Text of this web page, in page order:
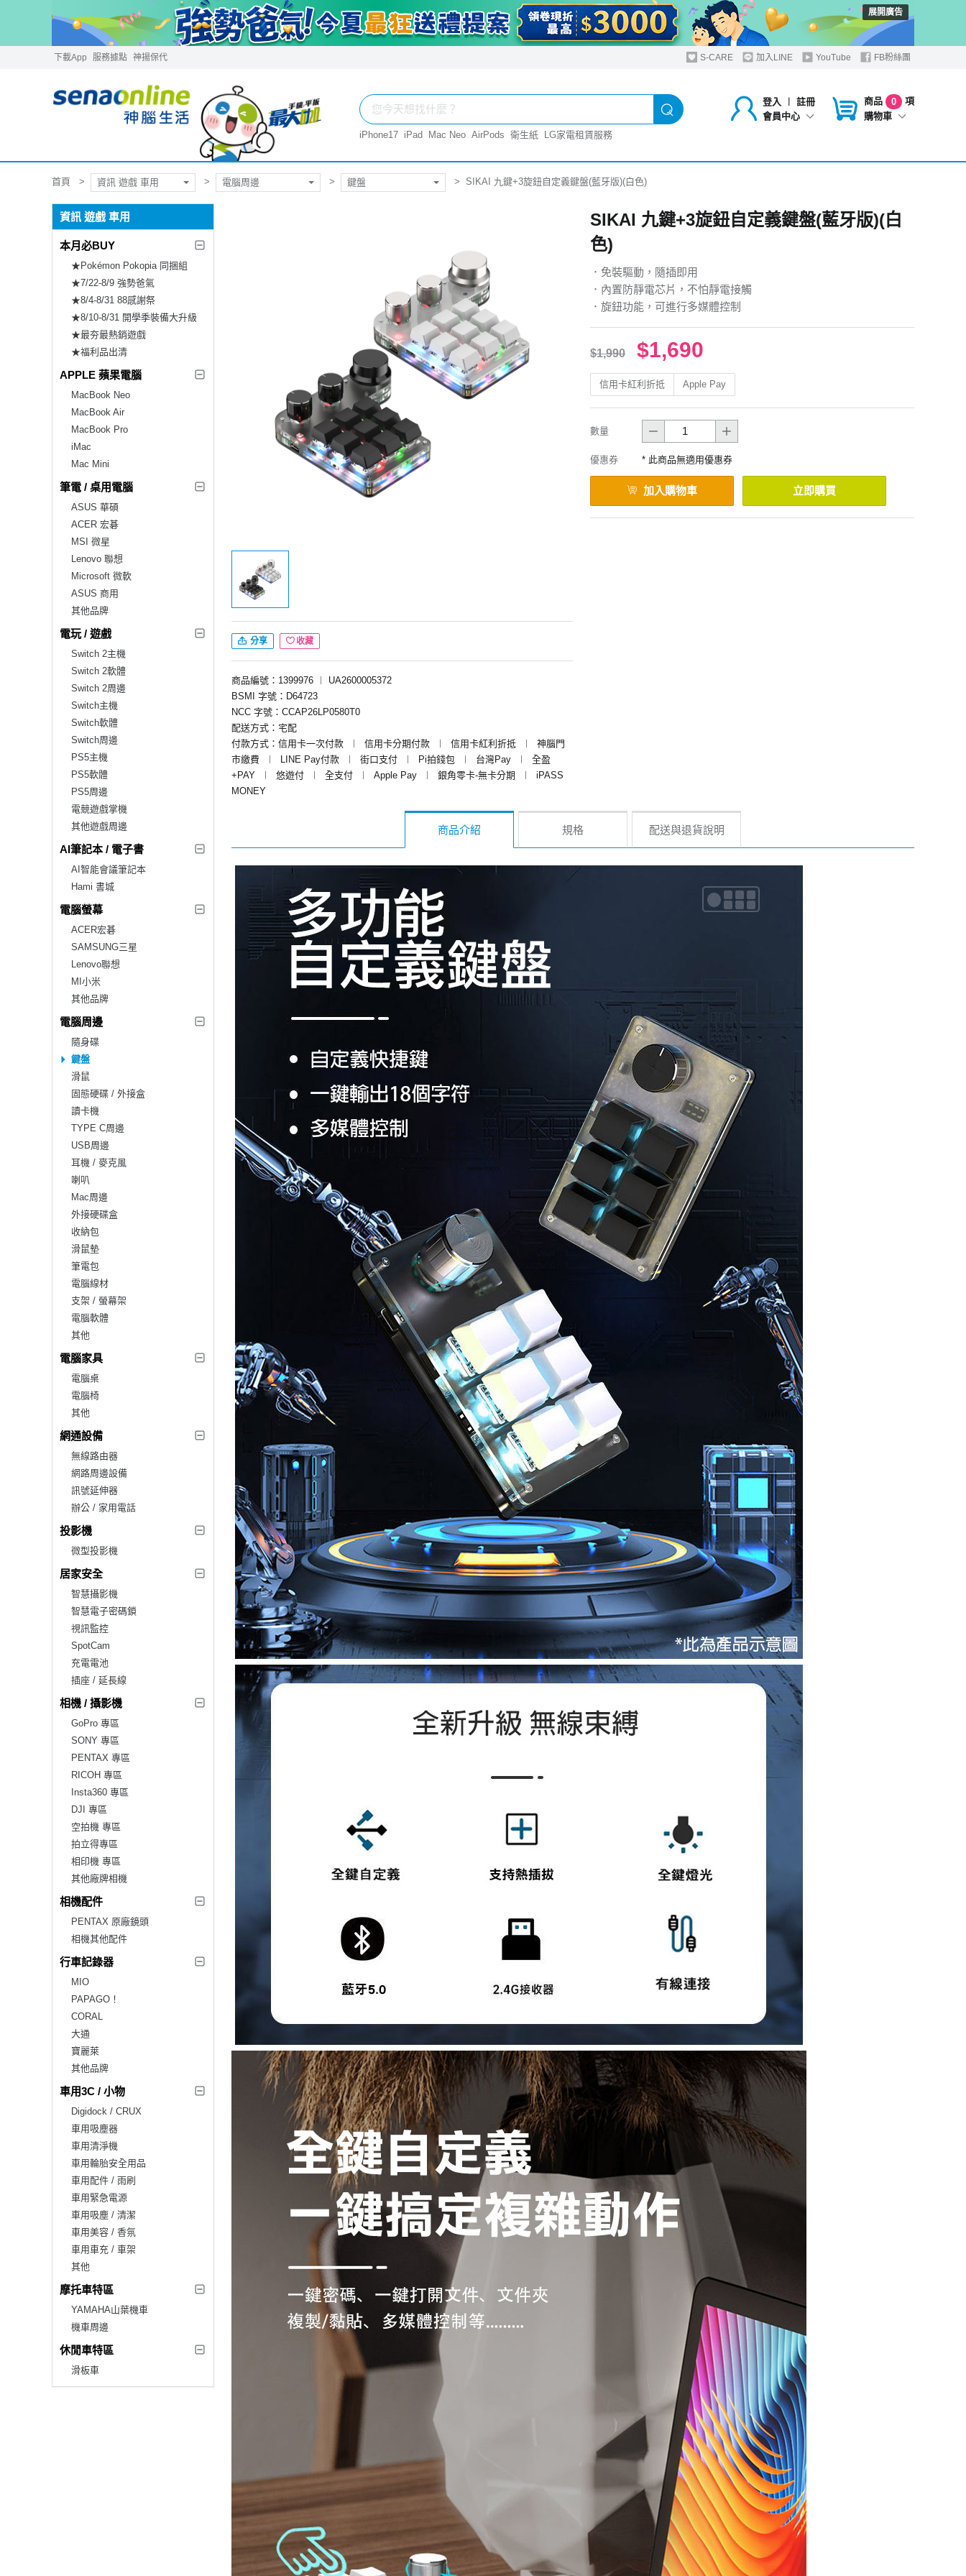
展開廣告
下載App 服務據點 神揚保代 S-CARE 加入LINE YouTube FB粉絲團
登入 ︱
註冊
會員中心
商品 0
項
購物車
iPhone17 iPad Mac Neo AirPods 衛生紙 LG家電租賃服務
首頁 資訊 遊戲 車用 電腦周邊 鍵盤 SIKAI 九鍵+3旋鈕自定義鍵盤(藍牙版)(白色)
資訊 遊戲 車用
本月必BUY
★Pokémon Pokopia 同捆組
★7/22-8/9 強勢爸氣
★8/4-8/31 88感謝祭
★8/10-8/31 開學季裝備大升級
★最夯最熱銷遊戲
★福利品出清
APPLE 蘋果電腦
MacBook Neo
MacBook Air
MacBook Pro
iMac
Mac Mini
筆電 / 桌用電腦
ASUS 華碩
ACER 宏碁
MSI 微星
Lenovo 聯想
Microsoft 微軟
ASUS 商用
其他品牌
電玩 / 遊戲
Switch 2主機
Switch 2軟體
Switch 2周邊
Switch主機
Switch軟體
Switch周邊
PS5主機
PS5軟體
PS5周邊
電競遊戲掌機
其他遊戲周邊
AI筆記本 / 電子書
AI智能會議筆記本
Hami 書城
電腦螢幕
ACER宏碁
SAMSUNG三星
Lenovo聯想
MI小米
其他品牌
電腦周邊
隨身碟
鍵盤
滑鼠
固態硬碟 / 外接盒
讀卡機
TYPE C周邊
USB周邊
耳機 / 麥克風
喇叭
Mac周邊
外接硬碟盒
收納包
滑鼠墊
筆電包
電腦線材
支架 / 螢幕架
電腦軟體
其他
電腦家具
電腦桌
電腦椅
其他
網通設備
無線路由器
網路周邊設備
訊號延伸器
辦公 / 家用電話
投影機
微型投影機
居家安全
智慧攝影機
智慧電子密碼鎖
視訊監控
SpotCam
充電電池
插座 / 延長線
相機 / 攝影機
GoPro 專區
SONY 專區
PENTAX 專區
RICOH 專區
Insta360 專區
DJI 專區
空拍機 專區
拍立得專區
相印機 專區
其他廠牌相機
相機配件
PENTAX 原廠鏡頭
相機其他配件
行車記錄器
MIO
PAPAGO！
CORAL
大通
寶麗萊
其他品牌
車用3C / 小物
Digidock / CRUX
車用吸塵器
車用清淨機
車用輪胎安全用品
車用配件 / 雨刷
車用緊急電源
車用吸塵 / 清潔
車用美容 / 香氛
車用車充 / 車架
其他
摩托車特區
YAMAHA山葉機車
機車周邊
休閒車特區
滑板車
分享 收藏
商品編號：1399976 ︱
UA2600005372
BSMI 字號：D64723
NCC 字號：CCAP26LP0580T0
配送方式：宅配
付款方式：信用卡一次付款
︱ 信用卡分期付款 ︱ 信用卡紅利折抵 ︱
神腦門
市繳費
︱ LINE Pay付款 ︱ 街口支付 ︱ Pi拍錢包 ︱ 台灣Pay ︱
全盈
+PAY
︱ 悠遊付 ︱ 全支付 ︱ Apple Pay ︱ 銀角零卡-無卡分期 ︱
iPASS
MONEY
SIKAI 九鍵+3旋鈕自定義鍵盤(藍牙版)(白
色)
．免裝驅動，隨插即用
．內置防靜電芯片，不怕靜電接觸
．旋鈕功能，可進行多媒體控制
$1,990 $1,690
信用卡紅利折抵 Apple Pay
數量
優惠券 * 此商品無適用優惠券
加入購物車 立即購買
商品介紹 規格 配送與退貨說明